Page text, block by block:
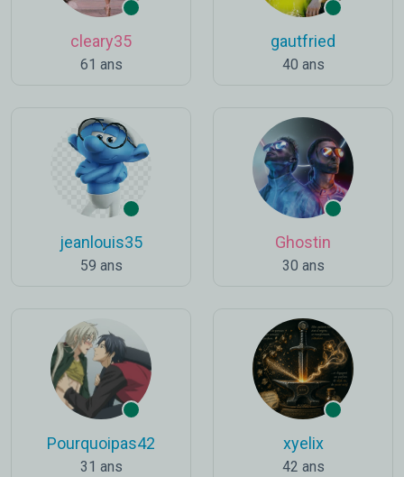
cleary35
61 ans
gautfried
40 ans
jeanlouis35
59 ans
Ghostin
30 ans
Pourquoipas42
31 ans
xyelix
42 ans